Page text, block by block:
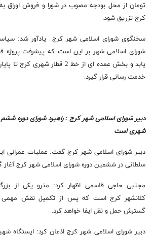
کرج تزریق شود.
سخنگوی شورای اسلامی شهر کرج یادآور شد:
شورای اسلامی شهر بر این است که پیشرفت پروژه
یابد و بخش عمده ای از خط 2 قطار
خدمت رسانی قرار گیرد.
دبیر شورای اسلامی شهر کرج : راهبرد شورای دوره ششم
شهری است
دبیر شورای اسلامی شهر کرج گفت: عملیات عمرانی
سلطانی در ششمین دوره شورای اسلامی شهر کرج آغاز
مجتبی حاجی قاسمی اظهار کرد: مترو یکی از
کلانشهر کرج است که پس از تکمیل نقش مهمی
گسترش حمل و نقل ایفا خواهد کرد.
دبیر شورای اسلامی شهر کرج اذعان کرد: ایستگاه